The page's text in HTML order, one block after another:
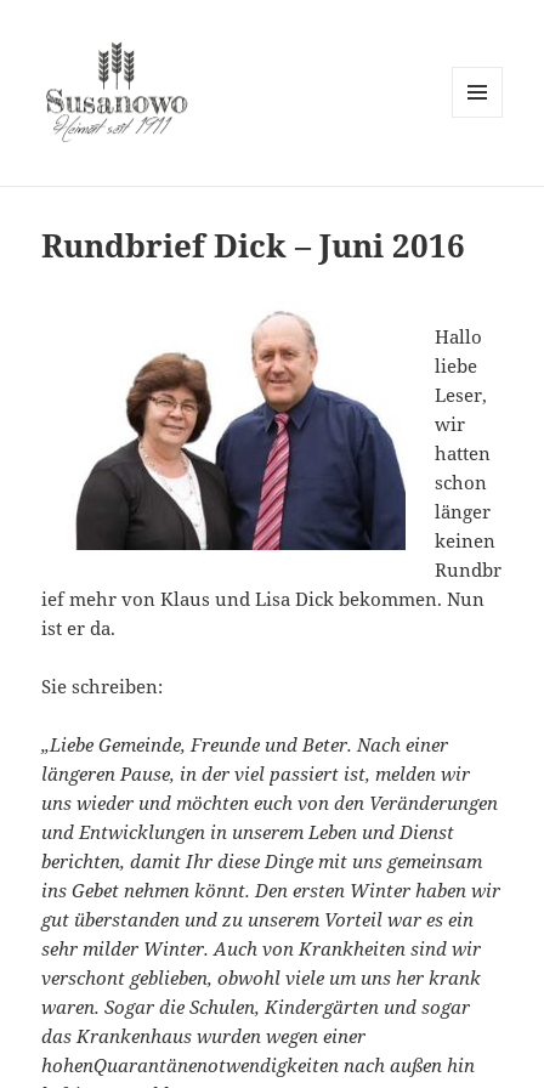
Rundbrief Dick – Juni 2016
Hallo
liebe
Leser,
wir
hatten
schon
länger
keinen
Rundbr
ief mehr von Klaus und Lisa Dick bekommen. Nun
ist er da.
Sie schreiben:
„Liebe Gemeinde, Freunde und Beter. Nach einer
längeren Pause, in der viel passiert ist, melden wir
uns wieder und möchten euch von den Veränderungen
und Entwicklungen in unserem Leben und Dienst
berichten, damit Ihr diese Dinge mit uns gemeinsam
ins Gebet nehmen könnt. Den ersten Winter haben wir
gut überstanden und zu unserem Vorteil war es ein
sehr milder Winter. Auch von Krankheiten sind wir
verschont geblieben, obwohl viele um uns her krank
waren. Sogar die Schulen, Kindergärten und sogar
das Krankenhaus wurden wegen einer
hohenQuarantänenotwendigkeitennach außen hin